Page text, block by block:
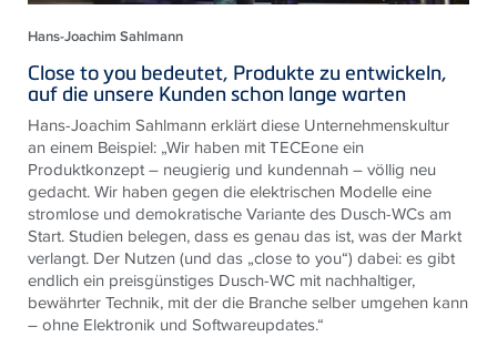
Hans-Joachim Sahlmann
Close to you bedeutet, Produkte zu entwickeln,
auf die unsere Kunden schon lange warten
Hans-Joachim Sahlmann erklärt diese Unternehmenskultur
an einem Beispiel: „Wir haben mitTECEone ein
Produktkonzept – neugierig und kundennah – völlig neu
gedacht. Wir haben gegen die elektrischen Modelle eine
stromlose und demokratische Variante des Dusch-WCs am
Start. Studien belegen, dass es genau das ist, was der Markt
verlangt. Der Nutzen (und das „close to you“) dabei: es gibt
endlich ein preisgünstiges Dusch-WC mit nachhaltiger,
bewährter Technik, mit der die Branche selber umgehen kann
– ohne Elektronik und Softwareupdates.“